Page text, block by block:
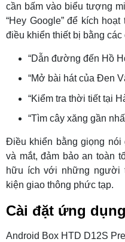
cần bấm vào biểu tượng
“Hey Google” để kích
điều khiển thiết bị bằng
“Dẫn đường đến Hồ
“Mở bài hát của Đen
“Kiểm tra thời tiết tại
“Tìm cây xăng gần
Điều khiển bằng giọng nói
và mắt, đảm bảo an toàn
hữu ích với những người
kiện giao thông phức tạp.
Cài đặt ứng
Android Box HTD D12S